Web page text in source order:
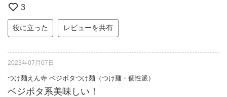
3
役に立った レビューを共有
2023年07月07日
つけ麺えん寺 ベジポタつけ麺（つけ麺・個性派）
ベジポタ系美味しい！